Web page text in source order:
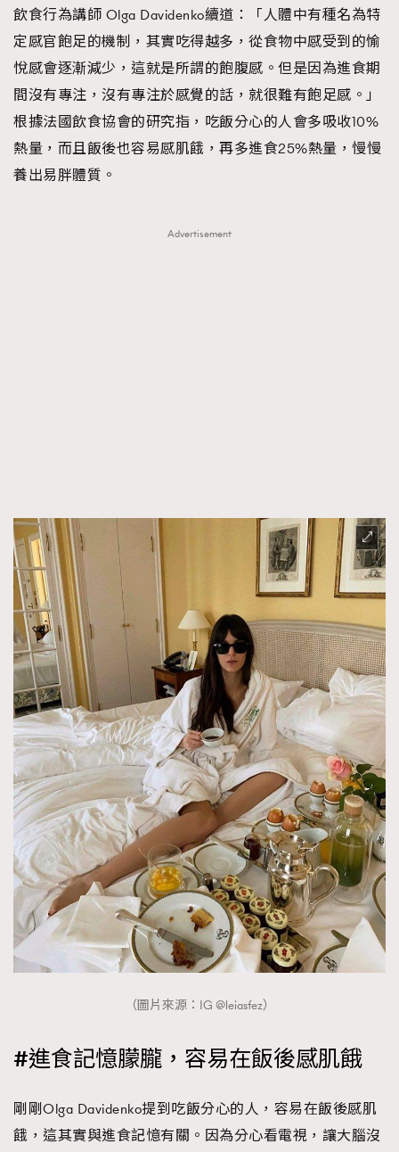
飲食行為講師 Olga Davidenko續道：「人體中有種名為特
定感官飽足的機制，其實吃得越多，從食物中感受到的愉
悅感會逐漸減少，這就是所謂的飽腹感。但是因為進食期
間沒有專注，沒有專注於感覺的話，就很難有飽足感。」
根據法國飲食協會的研究指，吃飯分心的人會多吸收10%
熱量，而且飯後也容易感肌餓，再多進食25%熱量，慢慢
養出易胖體質。
Advertisement
（圖片來源：IG @leiasfez）
#進食記憶朦朧，容易在飯後感肌餓
剛剛Olga Davidenko提到吃飯分心的人，容易在飯後感肌
餓，這其實與進食記憶有關。因為分心看電視，讓大腦沒